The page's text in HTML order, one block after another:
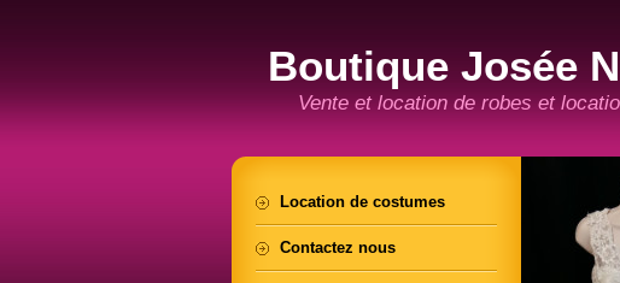
Boutique Josée
Vente et location de robes et
Location de costumes
Contactez nous